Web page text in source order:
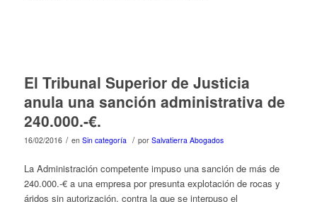
El Tribunal Superior de Justicia
anula una sanción administrativa de
240.000.-€.
16/02/2016 / en Sin categoría / por Salvatierra Abogados
La Administración competente impuso una sanción de más de
240.000.-€ a una empresa por presunta explotación de rocas y
áridos sin autorización, contra la que se interpuso el